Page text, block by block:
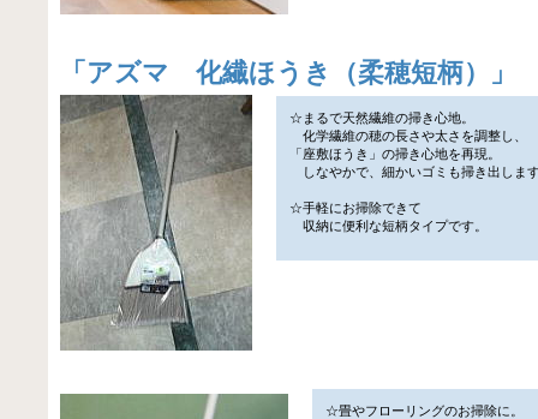
「 アズマ 化繊ほうき（柔穂短柄） 」
☆まるで天然繊維の掃き心地。
化学繊維の穂の長さや太さを調整し、
「座敷ほうき」の掃き心地を再現。
しなやかで、細かいゴミも掃き出しま
☆手軽にお掃除できて
収納に便利な短柄タイプです。
☆畳やフローリングのお掃除に。